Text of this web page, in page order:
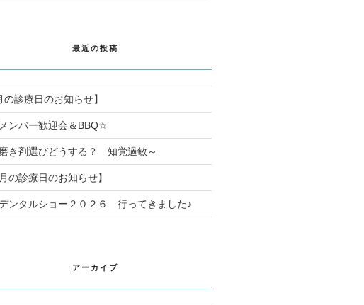
最近の投稿
の診療日のお知らせ】
ンバー歓迎会＆BBQ☆
き剤選びどうする？ 知覚過敏～
月の診療日のお知らせ】
ンタルショー２０２６ 行ってきました♪
アーカイブ